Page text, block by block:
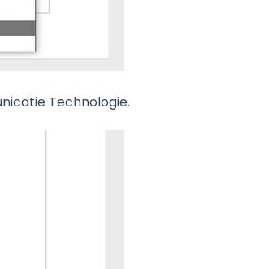
Technologie.